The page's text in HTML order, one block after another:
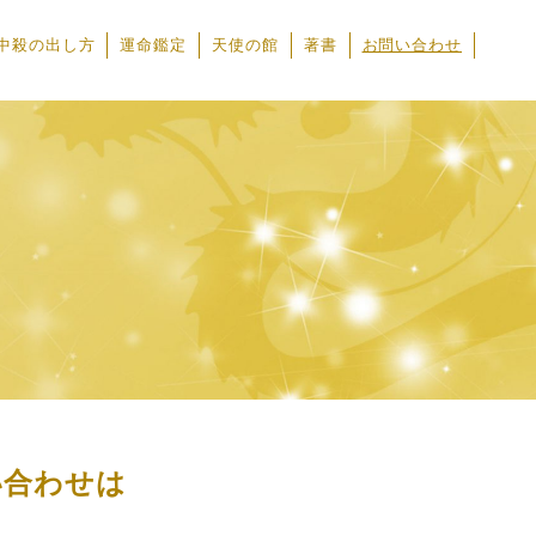
殺の出し方 運命鑑定 天使の館 著書 お問い合わせ
わせは